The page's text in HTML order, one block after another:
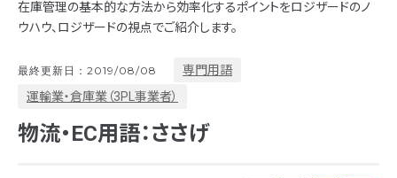
在庫管理の基本的な方法から効率化するポイントをロジザードのノ
ウハウ、ロジザードの視点でご紹介します。
最終更新日：2019/08/08
専門用語
運輸業・倉庫業（3PL事業者）
物流・EC用語：ささげ